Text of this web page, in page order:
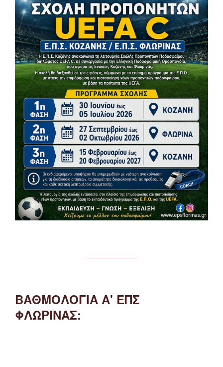
ΒΑΘΜΟΛΟΓΙΑ Α' ΕΠΣ
ΦΛΩΡΙΝΑΣ: